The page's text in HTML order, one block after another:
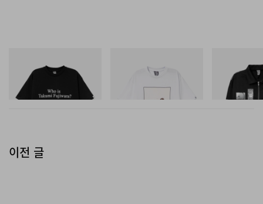
Billionaire Boys Club X Initial
D Cotton T-Shirt 3
쇼핑하기
Billionaire Boys Club X Initial
D Cotton T-Shirt 2
Billionaire
D Cotton Jacket
쇼핑하기
이전 글